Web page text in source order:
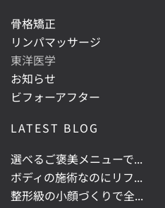
骨格矯正
リンパマッサージ
東洋医学
お知らせ
ビフォーアフター
LATEST BLOG
選べるご褒美メニューで...
ボディの施術なのにリフ...
整形級の小顔づくりで全...